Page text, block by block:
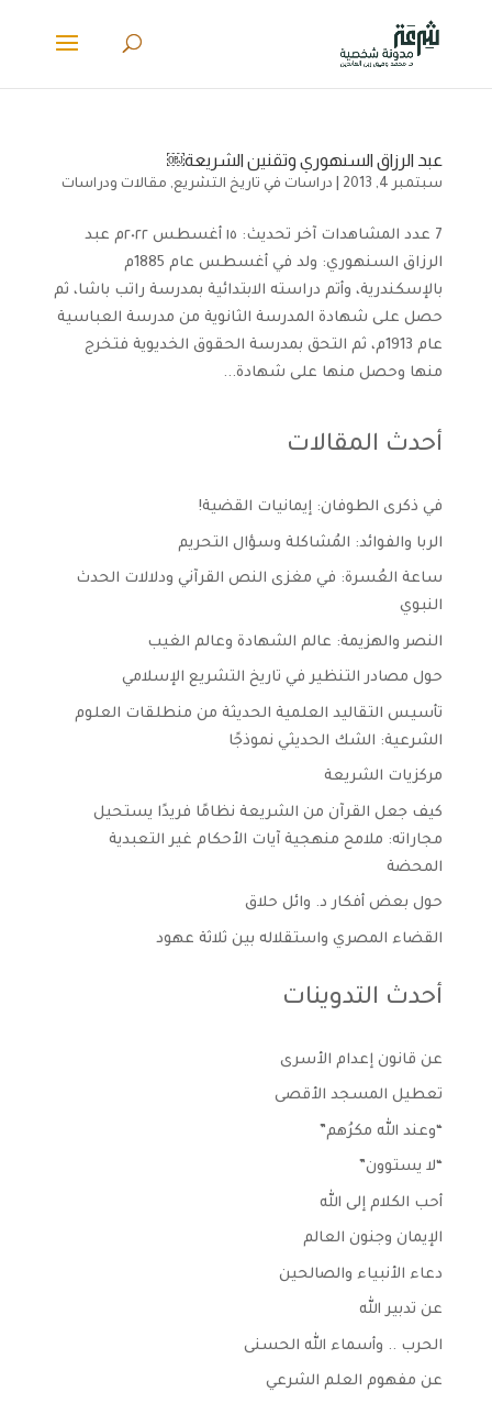
عبد الرزاق السنهوري وتقنين الشريعة￼
سبتمبر 4, 2013 دراسات في تاريخ التشريع, مقالات ودراسات
7 عدد المشاهدات آخر تحديث: ١٥ أغسطس ٢٠٢٢م عبد
الرزاق السنهوري: ولد في أغسطس عام 1885م
بالإسكندرية، وأتم دراسته الابتدائية بمدرسة راتب باشا، ثم
حصل على شهادة المدرسة الثانوية من مدرسة العباسية
عام 1913م، ثم التحق بمدرسة الحقوق الخديوية فتخرج
منها وحصل منها على شهادة...
أحدث المقالات
في ذكرى الطوفان: إيمانيات القضية!
الربا والفوائد: المُشاكلة وسؤال التحريم
ساعة العُسرة: في مغزى النص القرآني ودلالات الحدث
النبوي
النصر والهزيمة: عالم الشهادة وعالم الغيب
حول مصادر التنظير في تاريخ التشريع الإسلامي
تأسيس التقاليد العلمية الحديثة من منطلقات العلوم
الشرعية: الشك الحديثي نموذجًا
مركزيات الشريعة
كيف جعل القرآن من الشريعة نظامًا فريدًا يستحيل
مجاراته: ملامح منهجية آيات الأحكام غير التعبدية
المحضة
حول بعض أفكار د. وائل حلاق
القضاء المصري واستقلاله بين ثلاثة عهود
أحدث التدوينات
عن قانون إعدام الأسرى
تعطيل المسجد الأقصى
“وعند الله مكرُهم”
“لا يستوون”
أحب الكلام إلى الله
الإيمان وجنون العالم
دعاء الأنبياء والصالحين
عن تدبير الله
الحرب .. وأسماء الله الحسنى
عن مفهوم العلم الشرعي